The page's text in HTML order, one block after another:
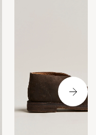
hos dem i London »